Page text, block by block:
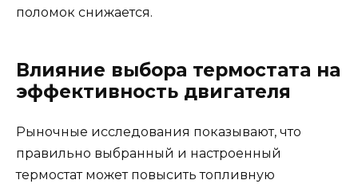
поломок снижается.
Влияние выбора термостата на
эффективность двигателя
Рыночные исследования показывают, что
правильно выбранный и настроенный
термостат может повысить топливную